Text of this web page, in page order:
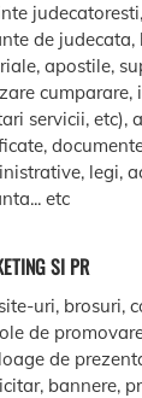
de judecata,
apostile,
cumparare,
servicii, etc),
legi,
etc
SI PR
uri, brosuri,
de
de
bannere,